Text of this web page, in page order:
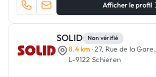
Afficher le profil
SOLID Non vérifié
8.4 km · 27, Rue de la Gare,
L-9122 Schieren